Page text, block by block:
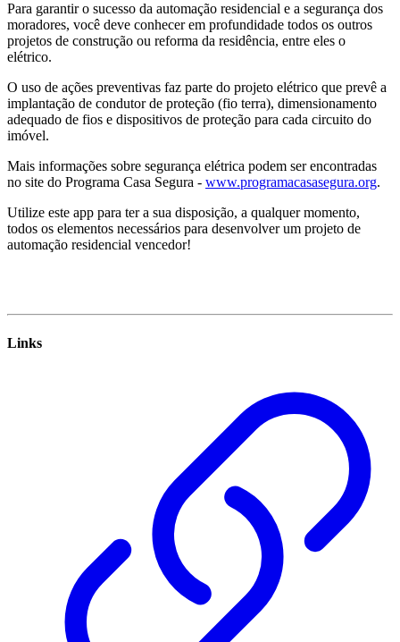
Para garantir o sucesso da automação residencial e a segurança dos
moradores, você deve conhecer em profundidade todos os outros
projetos de construção ou reforma da residência, entre eles o
elétrico.
O uso de ações preventivas faz parte do projeto elétrico que prevê a
implantação de condutor de proteção (fio terra), dimensionamento
adequado de fios e dispositivos de proteção para cada circuito do
imóvel.
Mais informações sobre segurança elétrica podem ser encontradas
no site do Programa Casa Segura - www.programacasasegura.org.
Utilize este app para ter a sua disposição, a qualquer momento,
todos os elementos necessários para desenvolver um projeto de
automação residencial vencedor!
Links